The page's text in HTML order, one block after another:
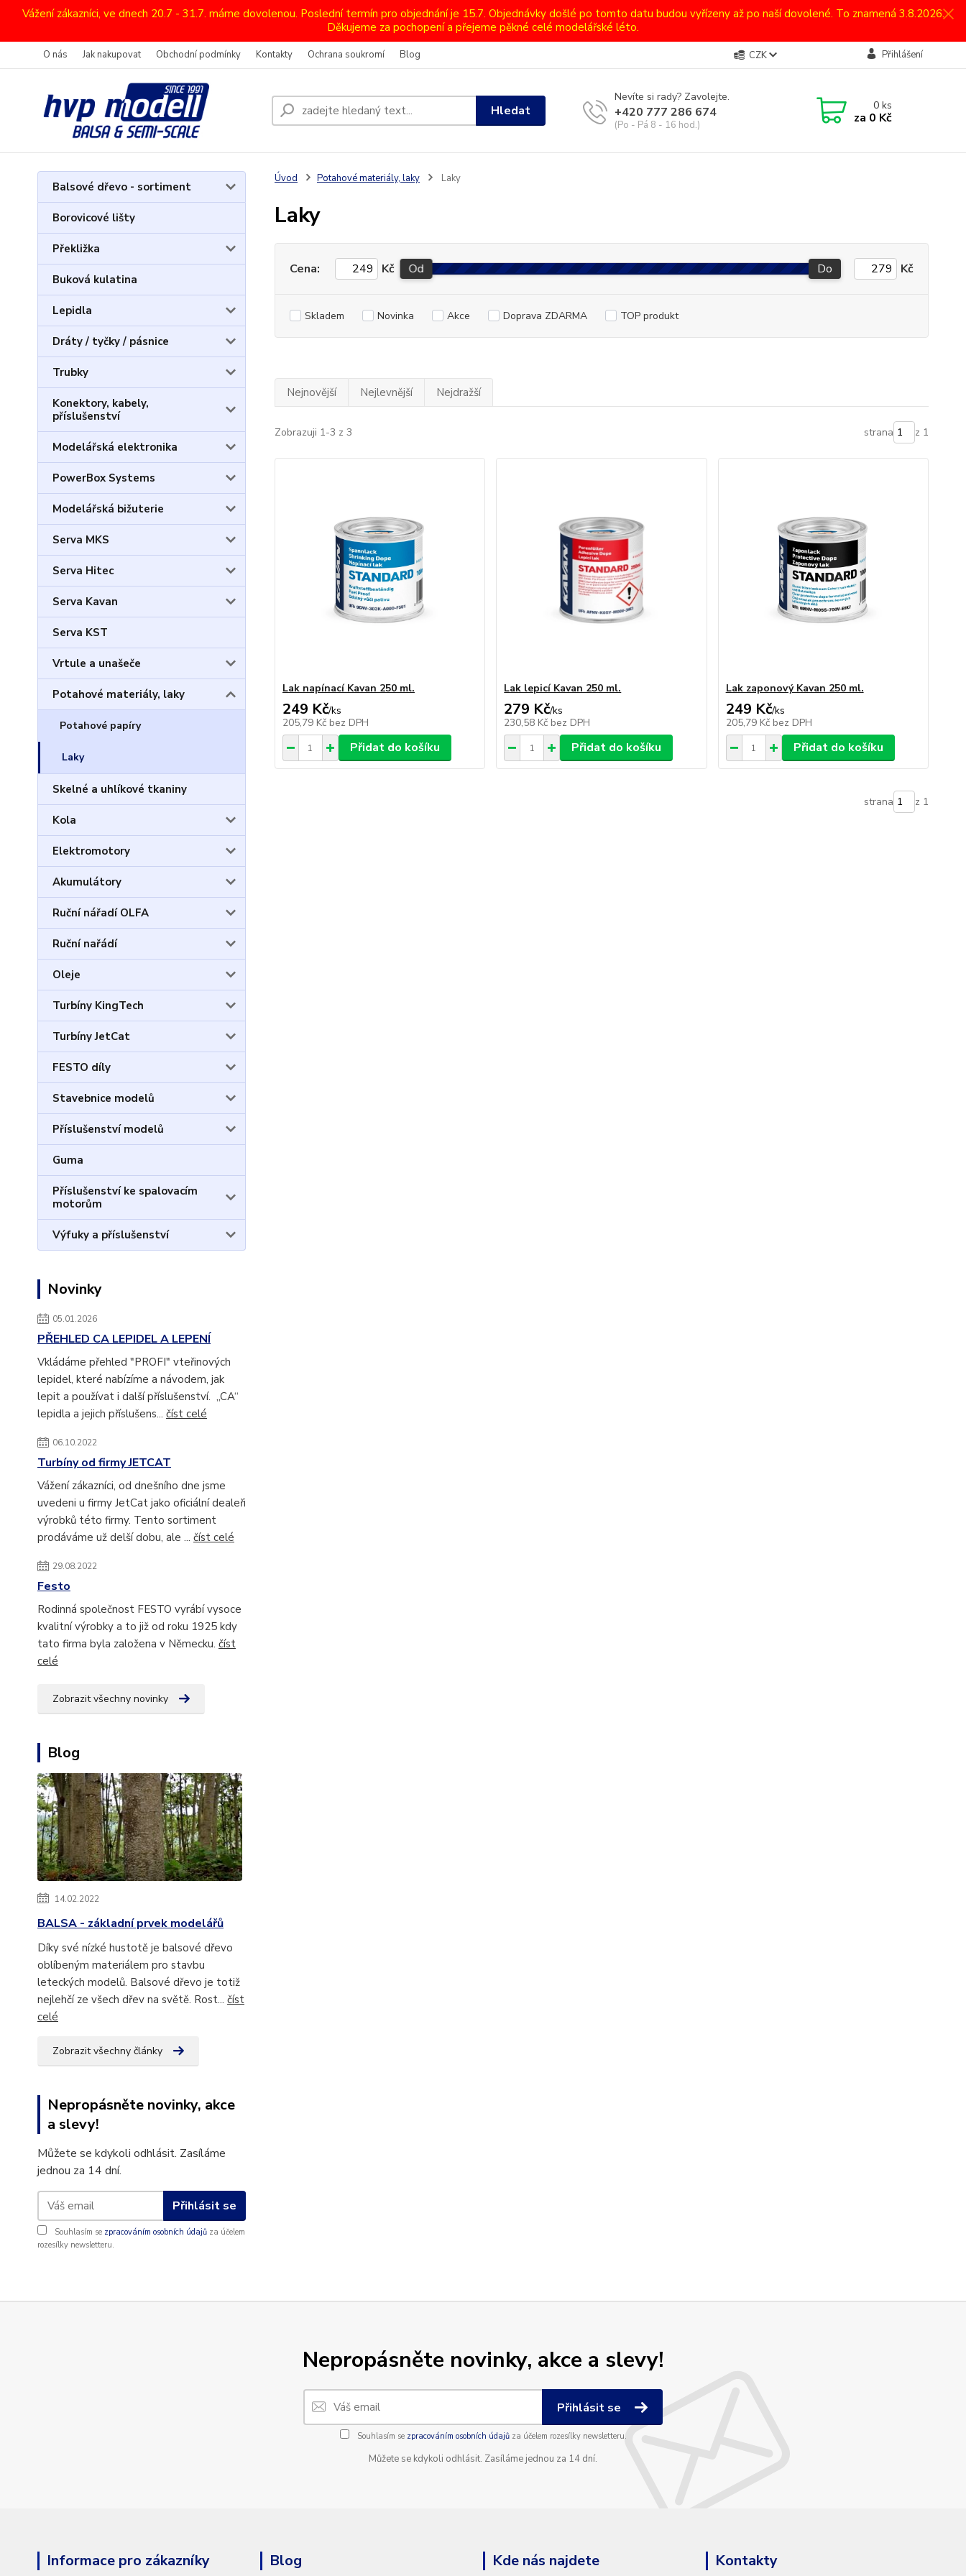
Vážení zákazníci, ve dnech 20.7 - 31.7. máme dovolenou. Poslední termín pro objednání je 15.7. Objednávky došlé po tomto datu budou vyřízeny až po naší dovolené. To znamená 3.8.2026.
Děkujeme za pochopení a přejeme pěkné celé modelářské léto.
O nás Jak nakupovat Obchodní podmínky Kontakty Ochrana soukromí Blog CZK Přihlášení
Hledat
Nevíte si rady? Zavolejte.
+420 777 286 674
(Po - Pá 8 - 16 hod.)
0ks
za 0 Kč
Balsové dřevo - sortiment
Borovicové lišty
Překližka
Buková kulatina
Lepidla
Dráty / tyčky / pásnice
Trubky
Konektory, kabely,
příslušenství
Modelářská elektronika
PowerBox Systems
Modelářská bižuterie
Serva MKS
Serva Hitec
Serva Kavan
Serva KST
Vrtule a unašeče
Potahové materiály, laky
Potahové papíry
Laky
Skelné a uhlíkové tkaniny
Kola
Elektromotory
Akumulátory
Ruční nářadí OLFA
Ruční nařádí
Oleje
Turbíny KingTech
Turbíny JetCat
FESTO díly
Stavebnice modelů
Příslušenství modelů
Guma
Příslušenství ke spalovacím
motorům
Výfuky a příslušenství
Novinky
05.01.2026
PŘEHLED CA LEPIDEL A LEPENÍ
Vkládáme přehled "PROFI" vteřinových
lepidel, které nabízíme a návodem, jak
lepit a používat i další příslušenství. „CA“
lepidla a jejich příslušens... číst celé
06.10.2022
Turbíny od firmy JETCAT
Vážení zákazníci, od dnešního dne jsme
uvedeni u firmy JetCat jako oficiální dealeři
výrobků této firmy. Tento sortiment
prodáváme už delší dobu, ale ... číst celé
29.08.2022
Festo
Rodinná společnost FESTO vyrábí vysoce
kvalitní výrobky a to již od roku 1925 kdy
tato firma byla založena v Německu. číst
celé
Zobrazit všechny novinky
Blog
14.02.2022
BALSA - základní prvek modelářů
Díky své nízké hustotě je balsové dřevo
oblíbeným materiálem pro stavbu
leteckých modelů. Balsové dřevo je totiž
nejlehčí ze všech dřev na světě. Rost... číst
celé
Zobrazit všechny články
Nepropásněte novinky, akce
a slevy!
Můžete se kdykoli odhlásit. Zasíláme
jednou za 14 dní.
Přihlásit se
Souhlasím se zpracováním osobních údajů za účelem
rozesílky newsletteru.
Úvod Potahové materiály, laky Laky
Laky
Cena: Kč Od Do Kč
Skladem Novinka Akce Doprava ZDARMA TOP produkt
Nejnovější Nejlevnější Nejdražší
Zobrazuji 1-3 z 3 strana z 1
Lak napínací Kavan 250 ml.
249 Kč/ks
205,79 Kč bez DPH
Přidat do košíku
Lak lepicí Kavan 250 ml.
279 Kč/ks
230,58 Kč bez DPH
Přidat do košíku
Lak zaponový Kavan 250 ml.
249 Kč/ks
205,79 Kč bez DPH
Přidat do košíku
strana z 1
Nepropásněte novinky, akce a slevy!
Přihlásit se
Souhlasím se zpracováním osobních údajůza účelem rozesílky newsletteru.
Můžete se kdykoli odhlásit. Zasíláme jednou za 14 dní.
Informace pro zákazníky Blog Kde nás najdete Kontakty